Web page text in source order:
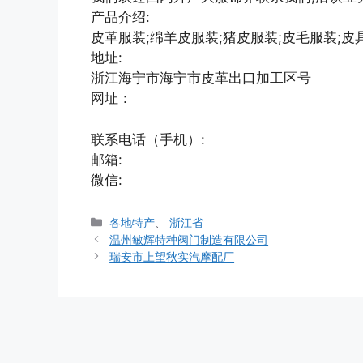
产品介绍:
皮革服装;绵羊皮服装;猪皮服装;皮毛服装;皮
地址:
浙江海宁市海宁市皮革出口加工区号
网址：
联系电话（手机）:
邮箱:
微信:
分
类
各地特产 、浙江省
温州敏辉特种阀门制造有限公司
瑞安市上望秋实汽摩配厂